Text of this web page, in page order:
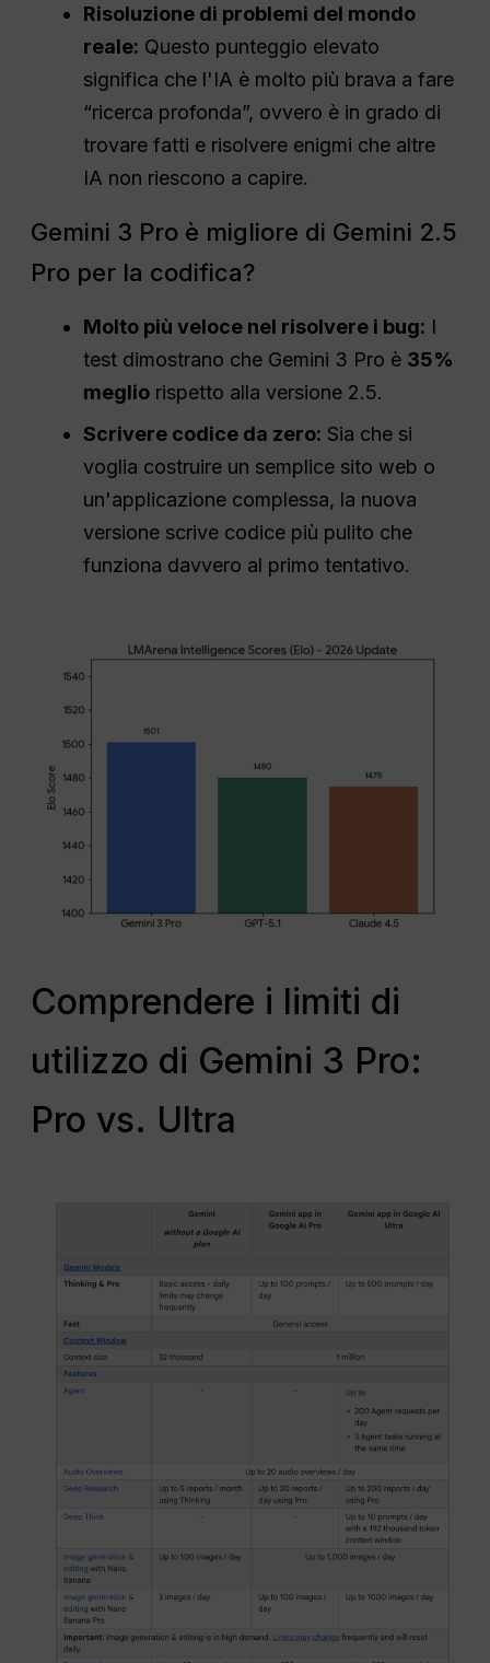
Risoluzione di problemi del mondo
reale: Questo punteggio elevato
significa che l'IA è molto più brava a fare
“ricerca profonda”, ovvero è in grado di
trovare fatti e risolvere enigmi che altre
IA non riescono a capire.
Gemini 3 Pro è migliore di Gemini 2.5
Pro per la codifica?
Molto più veloce nel risolvere i bug: I
test dimostrano che Gemini 3 Pro è 35%
meglio rispetto alla versione 2.5.
Scrivere codice da zero: Sia che si
voglia costruire un semplice sito web o
un'applicazione complessa, la nuova
versione scrive codice più pulito che
funziona davvero al primo tentativo.
Comprendere i limiti di
utilizzo di Gemini 3 Pro:
Pro vs. Ultra